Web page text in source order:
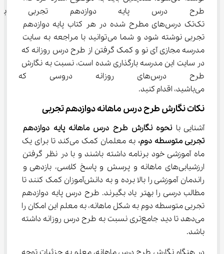
طرح درس پایه دوازدهم تجربی
تک‌تک درس‌های مطرح شده در هر کتاب پایه دوازدهم
تجربی نوشته شود و شما می‌توانید با مراجعه به سایت
مدرسه مجازی آی ‌نو و کمک گرفتن از طرح درس روزانه که
در سایت این مدرسه بارگذاری شده است، نسبت به نگارش
طرح درس‌های روزانه دروسی
می‌باشید، اقدام کنید.
نکات نگارش طرح درس ماهانه دوازدهم تجربی
آشنایی با نحوه نگارش طرح درس ماهانه پایه دوازدهم
تجربی متوسطه دوم،
به معلمان کمک می‌کند تا برای یک
ماه آموزشی خود برنامه داشته باشند و با در نظر گرفتن
ارزشیابی‌های ماهانه و پرسش و پاسخ کلاسی، بازدهی و
راندمان آموزشی را بالا برده و به دانش‌آموزان کمک کنند تا
مطالب درسی را بهتر یاد بگیرند. طرح درس پایه دوازدهم
تجربی متوسطه دوم به شکل ماهانه، به معلم این امکان را
می‌دهد تا دید جامع‌تری نسبت به طرح درس روزانه داشته
باشد.